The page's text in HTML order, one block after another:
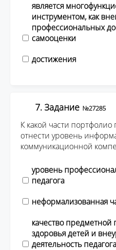
является
инструментом, как
профессиональных
самооценки
достижения
7. Задание №27285
К какой части
отнести уровень
коммуникационной
уровень
педагога
неформализованная
качество предметной
здоровья детей и
деятельность педагога